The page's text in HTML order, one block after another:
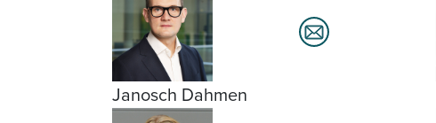
Janosch Dahmen